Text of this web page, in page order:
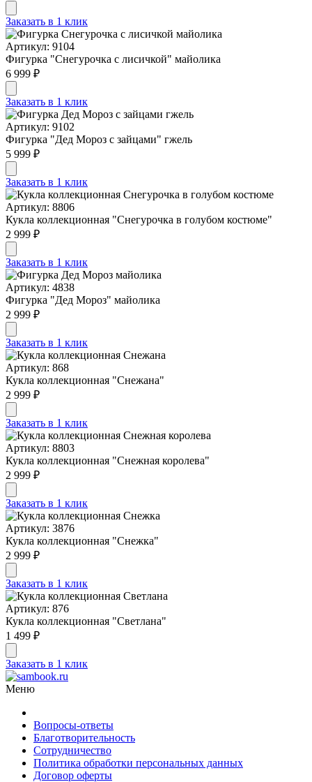
Заказать в 1 клик
Артикул: 9104
Фигурка "Снегурочка с лисичкой" майолика
6 999 ₽
Заказать в 1 клик
Артикул: 9102
Фигурка "Дед Мороз с зайцами" гжель
5 999 ₽
Заказать в 1 клик
Артикул: 8806
Кукла коллекционная "Cнегурочка в голубом костюме"
2 999 ₽
Заказать в 1 клик
Артикул: 4838
Фигурка "Дед Мороз" майолика
2 999 ₽
Заказать в 1 клик
Артикул: 868
Кукла коллекционная "Cнежана"
2 999 ₽
Заказать в 1 клик
Артикул: 8803
Кукла коллекционная "Снежная королева"
2 999 ₽
Заказать в 1 клик
Артикул: 3876
Кукла коллекционная "Снежка"
2 999 ₽
Заказать в 1 клик
Артикул: 876
Кукла коллекционная "Cветлана"
1 499 ₽
Заказать в 1 клик
Меню
Вопросы-ответы
Благотворительность
Сотрудничество
Политика обработки персональных данных
Договор оферты